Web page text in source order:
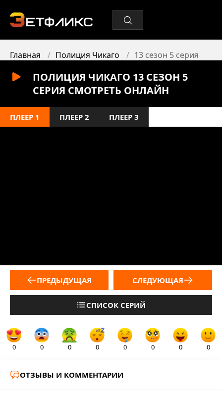
Главная Полиция Чикаго 13 сезон 5 серия
ПОЛИЦИЯ ЧИКАГО 13 СЕЗОН 5
СЕРИЯ СМОТРЕТЬ ОНЛАЙН
ПЛЕЕР 1 ПЛЕЕР 2 ПЛЕЕР 3
ПРЕДЫДУЩАЯ
СПИСОК СЕРИЙ
СЛЕДУЮЩАЯ
0 0 0 0 0 0 0 0
ОТЗЫВЫ И КОММЕНТАРИИ